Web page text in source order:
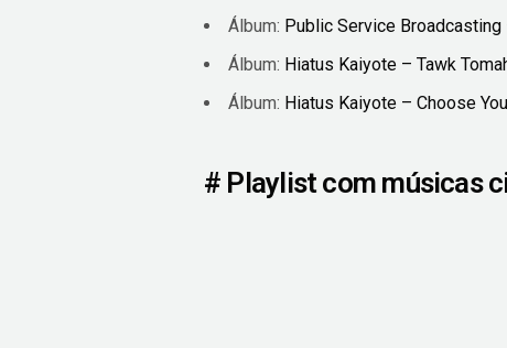
Álbum: Public Service
Álbum: Hiatus Kaiyote – Tawk
Álbum: Hiatus Kaiyote – Choose
# Playlist com músicas